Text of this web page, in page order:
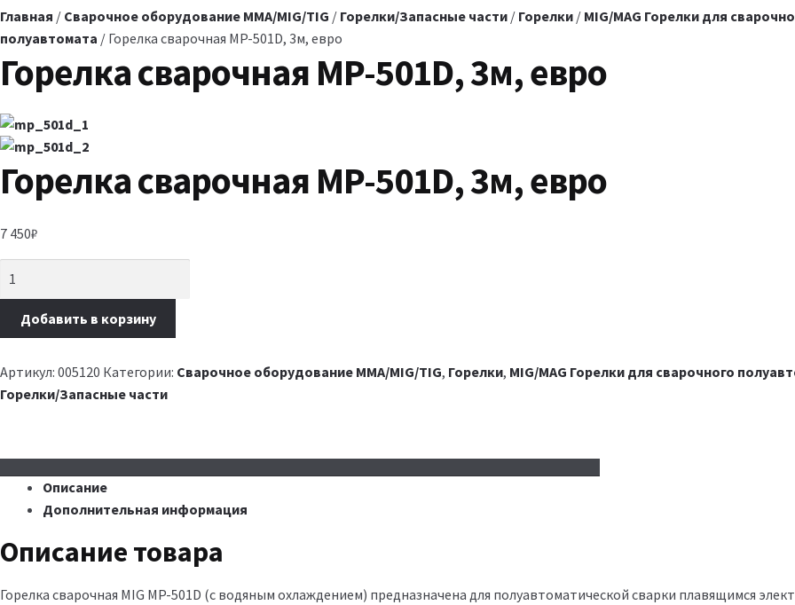
Главная / Сварочное оборудование MMA/MIG/TIG / Горелки/Запасные части / Горелки / MIG/MAG Горелки для
полуавтомата / Горелка сварочная MP-501D, 3м, евро
Горелка сварочная MP-501D, 3м, евро
Горелка сварочная MP-501D, 3м, евро
7 450₽
Добавить в корзину
Артикул: 005120 Категории: Сварочное оборудование MMA/MIG/TIG, Горелки, MIG/MAG Горелки для сварочного
Горелки/Запасные части
Описание
Дополнительная информация
Описание товара
Горелка сварочная MIG MP-501D (с водяным охлаждением) предназначена для полуавтоматической сварки плавящимся